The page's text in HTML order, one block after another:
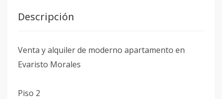
Descripción
Venta y alquiler de moderno apartamento en
Evaristo Morales
Piso 2